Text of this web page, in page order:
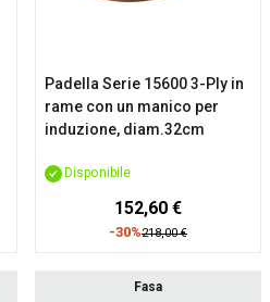
Padella Serie 15600 3-Ply in
rame con un manico per
induzione, diam.32cm
Disponibile
152,60 €
218,00 €
-30%
Fasa